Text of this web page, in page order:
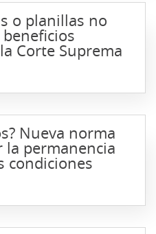
o planillas no
Corte Suprema
Nueva norma
permanencia
condiciones